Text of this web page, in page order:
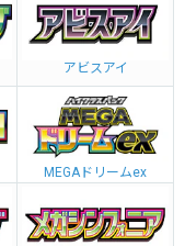
アビスアイ
MEGAドリームex